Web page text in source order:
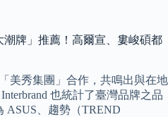
牌」推薦！高爾宣、婁峻碩都
美秀集團」合作，共鳴出與在地
也統計了臺灣品牌之品
ASUS、趨勢（TREND